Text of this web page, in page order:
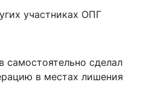
участниках ОПГ
самостоятельно сделал
в местах лишения